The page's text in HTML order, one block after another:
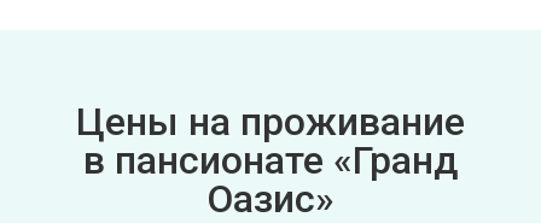
Цены на проживание
в пансионате «Гранд
Оазис»